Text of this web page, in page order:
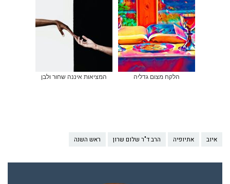
הלקח מצום גדליה המציאות איננה שחור ולבן
איוב אתיופיה הרב ד"ר שלום שרון ראש השנה